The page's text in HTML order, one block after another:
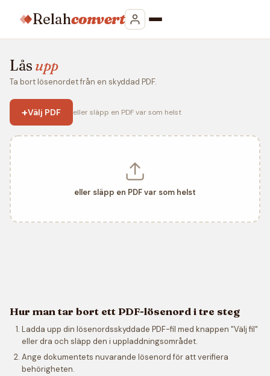
Relahconvert
Lås upp
Ta bort lösenordet från en skyddad PDF.
+Välj PDF eller släpp en PDF var som helst
eller släpp en PDF var som helst
Hur man tar bort ett PDF-lösenord i tre steg
Ladda upp din lösenordsskyddade PDF-fil med knappen "Välj fil"
eller dra och släpp den i uppladdningsområdet.
Ange dokumentets nuvarande lösenord för att verifiera
behörigheten.